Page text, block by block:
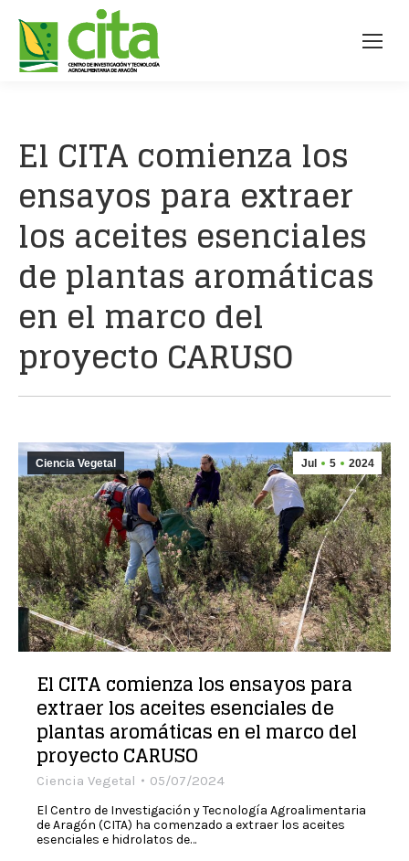
El CITA comienza los
ensayos para extraer
los aceites esenciales
de plantas aromáticas
en el marco del
proyecto CARUSO
Jul 5 2024
Ciencia Vegetal
El CITA comienza los ensayos para
extraer los aceites esenciales de
plantas aromáticas en el marco del
proyecto CARUSO
Ciencia Vegetal 05/07/2024
El Centro de Investigación y Tecnología Agroalimentaria
de Aragón (CITA) ha comenzado a extraer los aceites
esenciales e hidrolatos de…